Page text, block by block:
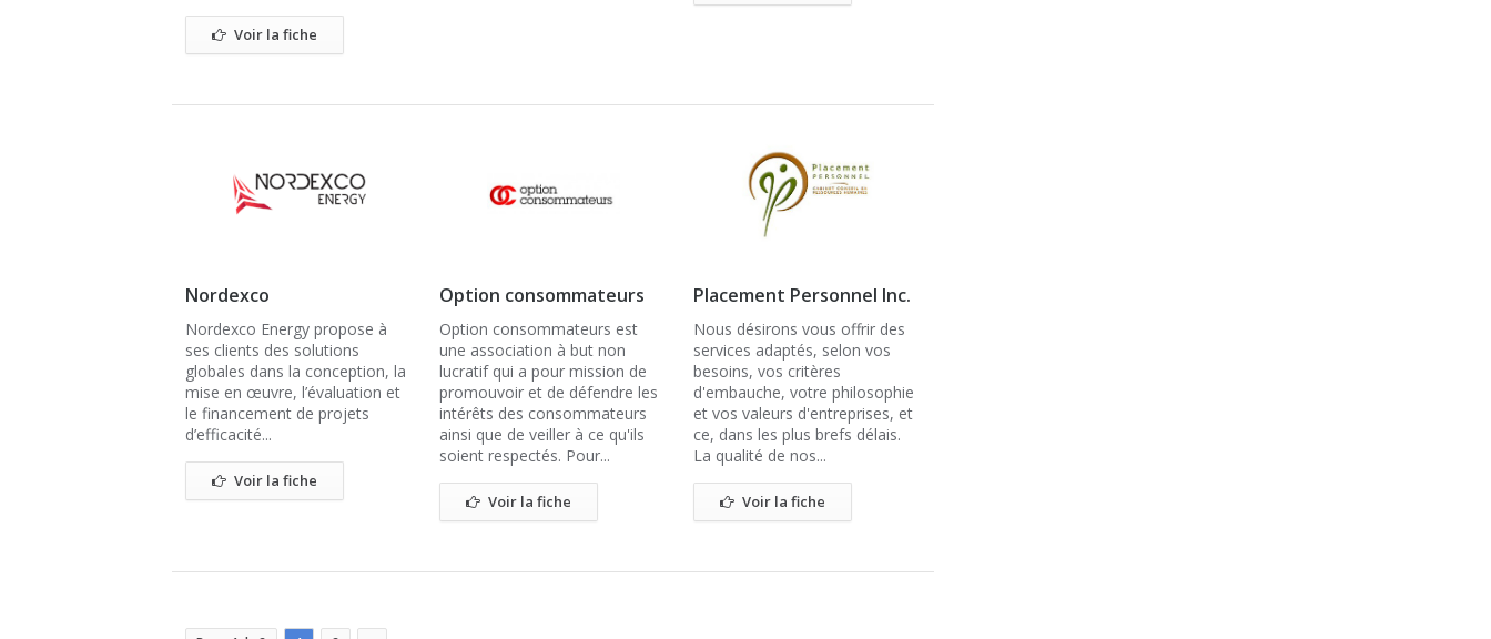
Voir la fiche
Nordexco
Nordexco Energy propose à
ses clients des solutions
globales dans la conception, la
mise en œuvre, l’évaluation et
le financement de projets
d’efficacité...
Voir la fiche
Option consommateurs
Option consommateurs est
une association à but non
lucratif qui a pour mission de
promouvoir et de défendre les
intérêts des consommateurs
ainsi que de veiller à ce qu'ils
soient respectés. Pour...
Voir la fiche
Placement Personnel Inc.
Nous désirons vous offrir des
services adaptés, selon vos
besoins, vos critères
d'embauche, votre philosophie
et vos valeurs d'entreprises, et
ce, dans les plus brefs délais.
La qualité de nos...
Voir la fiche